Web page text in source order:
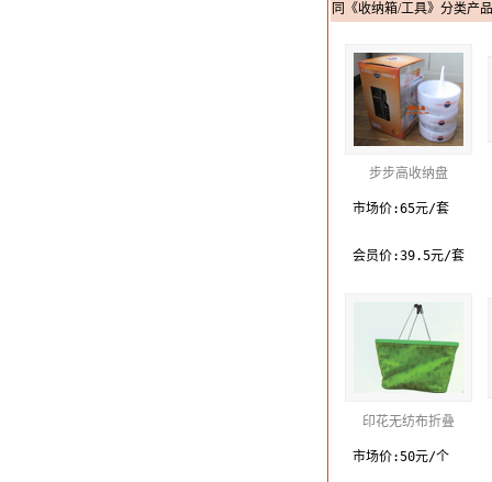
同《收纳箱/工具》分类产品
步步高收纳盘
市场价:65元/套
会员价:39.5元/套
印花无纺布折叠
市场价:50元/个